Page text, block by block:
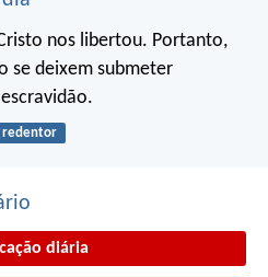
nos libertou. Portanto,
se deixem submeter
redentor
diária